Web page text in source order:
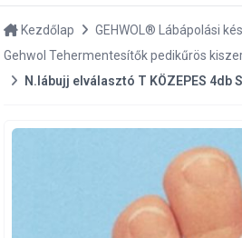
Kezdőlap
GEHWOL® Lábápolási
Gehwol Tehermentesítők pedikűrös
N.lábujj elválasztó T KÖZEPES 4db